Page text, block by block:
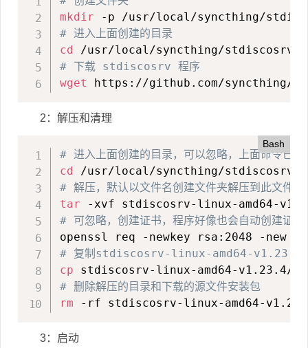
mkdir
# 进入上面创建的目录
cd
# 下载 stdiscosrv 程序
wget https://github.com/syncthing/
2：解压和清理
Bash
# 进入上面创建的目录，可以忽略，上面命令已经
cd
# 解压，默认以文件名创建文件夹解压到此文件夹
tar
# 可忽略，创建证书，程序好像也会自动创建证书
# 复制stdiscosrv-linux-amd64-v1.23.4文
cp
# 删除解压的目录和下载的源文件安装包
rm -rf stdiscosrv-linux-amd64-
3：启动